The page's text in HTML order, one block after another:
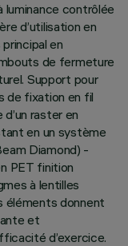
luminance contrôlée
d’utilisation en
en
de fermeture
Support pour
de fixation en fil
raster en
en un système
Diamond) -
PET finition
à lentilles
éléments donnent
et
d’exercice.